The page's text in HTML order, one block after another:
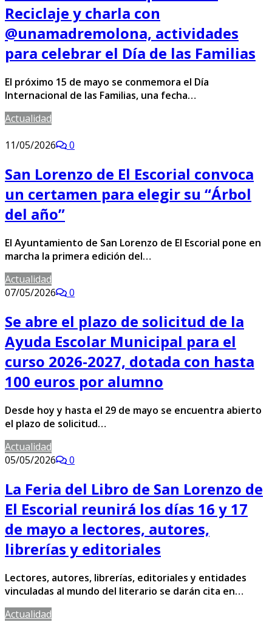
Reciclaje y charla con
@unamadremolona, actividades
para celebrar el Día de las Familias
El próximo 15 de mayo se conmemora el Día
Internacional de las Familias, una fecha…
Actualidad
11/05/2026
0
San Lorenzo de El Escorial convoca
un certamen para elegir su “Árbol
del año”
El Ayuntamiento de San Lorenzo de El Escorial pone en
marcha la primera edición del…
Actualidad
07/05/2026
0
Se abre el plazo de solicitud de la
Ayuda Escolar Municipal para el
curso 2026-2027, dotada con hasta
100 euros por alumno
Desde hoy y hasta el 29 de mayo se encuentra abierto
el plazo de solicitud…
Actualidad
05/05/2026
0
La Feria del Libro de San Lorenzo de
El Escorial reunirá los días 16 y 17
de mayo a lectores, autores,
librerías y editoriales
Lectores, autores, librerías, editoriales y entidades
vinculadas al mundo del literario se darán cita en…
Actualidad